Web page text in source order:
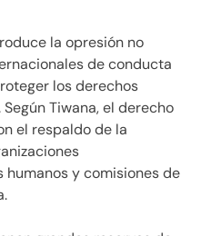
la opresión no
de conducta
los derechos
Tiwana, el derecho
el respaldo de la
y comisiones de